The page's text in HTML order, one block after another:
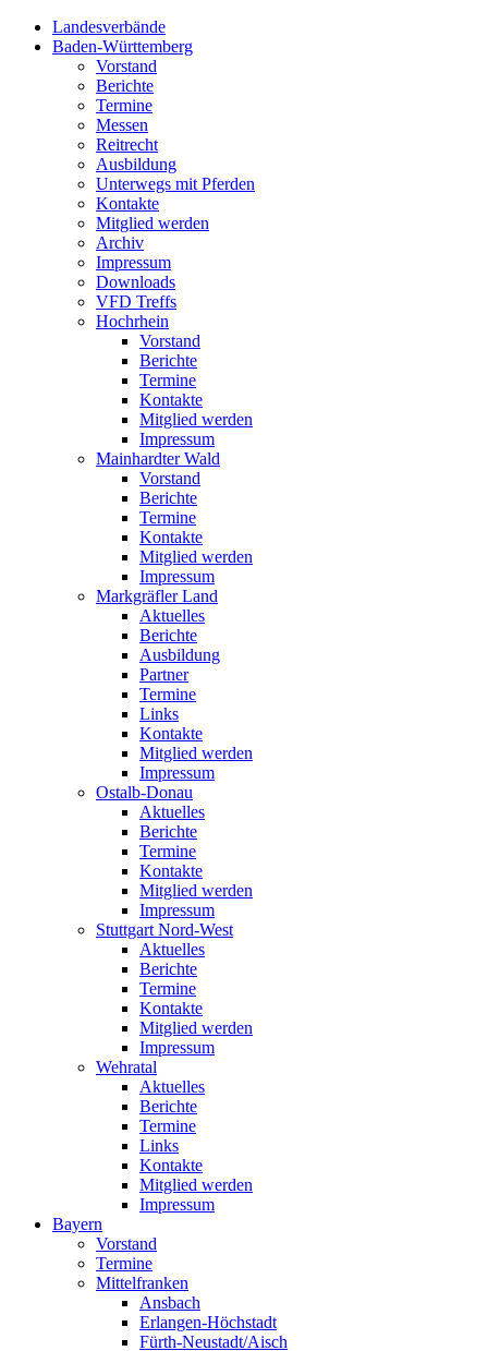
Landesverbände
Baden-Württemberg
Vorstand
Berichte
Termine
Messen
Reitrecht
Ausbildung
Unterwegs mit Pferden
Kontakte
Mitglied werden
Archiv
Impressum
Downloads
VFD Treffs
Hochrhein
Vorstand
Berichte
Termine
Kontakte
Mitglied werden
Impressum
Mainhardter Wald
Vorstand
Berichte
Termine
Kontakte
Mitglied werden
Impressum
Markgräfler Land
Aktuelles
Berichte
Ausbildung
Partner
Termine
Links
Kontakte
Mitglied werden
Impressum
Ostalb-Donau
Aktuelles
Berichte
Termine
Kontakte
Mitglied werden
Impressum
Stuttgart Nord-West
Aktuelles
Berichte
Termine
Kontakte
Mitglied werden
Impressum
Wehratal
Aktuelles
Berichte
Termine
Links
Kontakte
Mitglied werden
Impressum
Bayern
Vorstand
Termine
Mittelfranken
Ansbach
Erlangen-Höchstadt
Fürth-Neustadt/Aisch